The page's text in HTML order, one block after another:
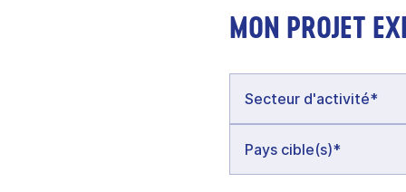
MON PROJET